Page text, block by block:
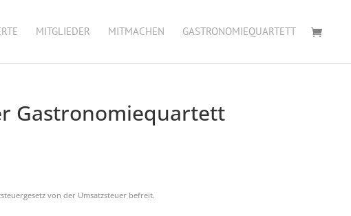
MITGLIEDER MITMACHEN GASTRONOMIEQUARTETT
Gastronomiequartett
von der Umsatzsteuer befreit.